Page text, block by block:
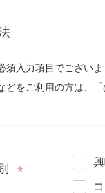
須入力項目でございま
どをご利用の方は、「
★